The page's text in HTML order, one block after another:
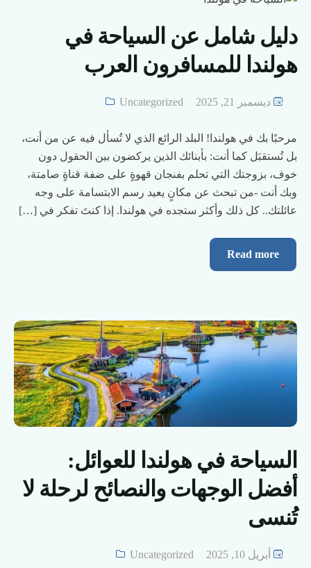
دليل شامل عن السياحة في
هولندا للمسافرون العرب
ديسمبر 21, 2025 Uncategorized
مرحبًا بك في هولندا! البلد الرائع الذي لا تُسأل فيه عن من أنت،
بل تُستقبَل كما أنت: بأبنائك الذين يركضون بين الحقول دون
خوف، بزوجتك التي تحلم بفنجان قهوةٍ على ضفة قناةٍ صامتة،
وبك أنت -من تبحث عن مكانٍ يعيد رسم الابتسامة على وجه
عائلتك.. كل ذلك وأكثر ستجده في هولندا. إذا كنتَ تفكر في […]
Read more
السياحة في هولندا للعوائل:
أفضل الوجهات والنصائح لرحلة لا
تُنسى
أبريل 10, 2025 Uncategorized